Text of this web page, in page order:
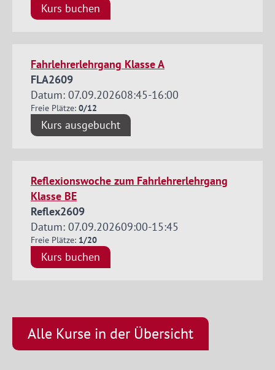
Kurs buchen
Fahrlehrerlehrgang Klasse A
FLA2609
Datum: 07.09.202608:45-16:00
Freie Plätze: 0/12
Kurs ausgebucht
Reflexionswoche zum Fahrlehrerlehrgang
Klasse BE
Reflex2609
Datum: 07.09.202609:00-15:45
Freie Plätze: 1/20
Kurs buchen
Alle Kurse in der Übersicht